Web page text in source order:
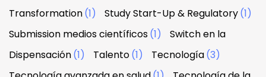
Transformation(1) Study Start-Up & Regulatory(1)
Submission medios científicos(1)
Switch en la
Dispensación(1) Talento(1) Tecnología(3)